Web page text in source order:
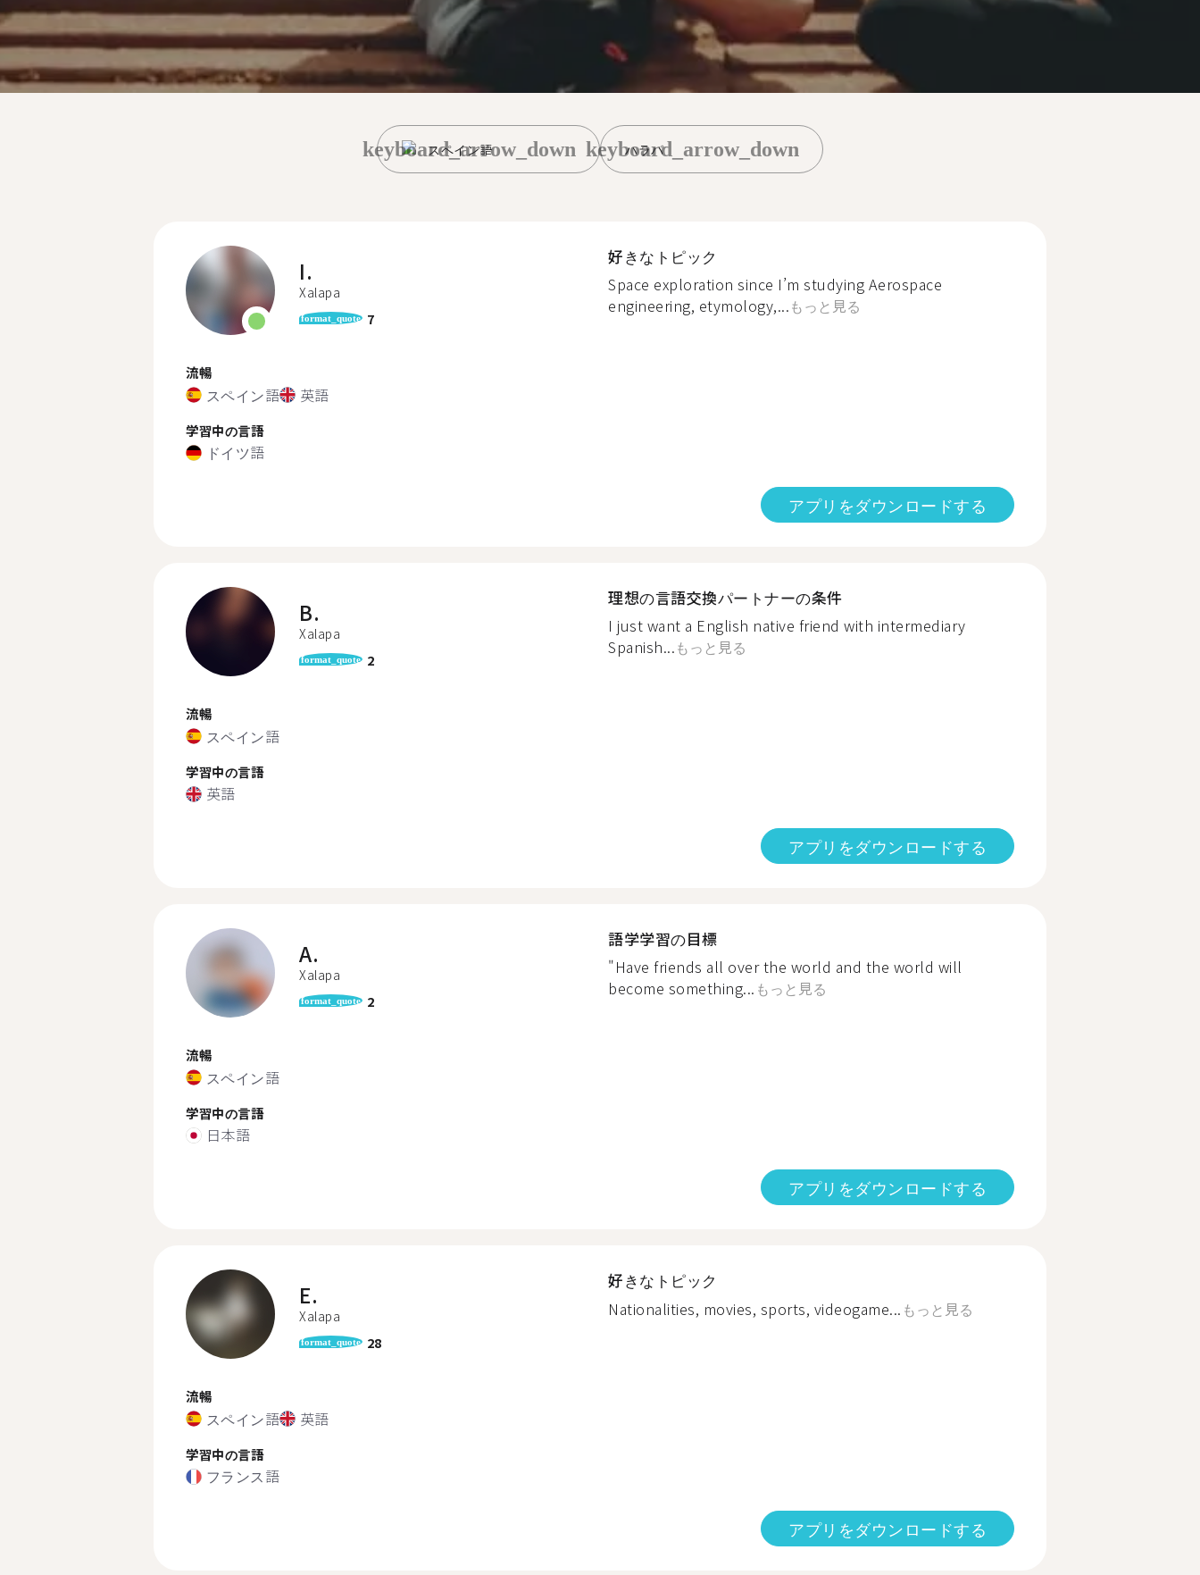
スペイン語
keyboard_arrow_down ハラパ
keyboard_arrow_down
I.
Xalapa
format_quote 7
流暢
スペイン語 英語
学習中の言語
ドイツ語
好きなトピック
Space exploration since I’m studying Aerospace
engineering, etymology,...もっと見る
アプリをダウンロードする
B.
Xalapa
format_quote 2
流暢
スペイン語
学習中の言語
英語
理想の言語交換パートナーの条件
I just want a English native friend with intermediary
Spanish...もっと見る
アプリをダウンロードする
A.
Xalapa
format_quote 2
流暢
スペイン語
学習中の言語
日本語
語学学習の目標
"Have friends all over the world and the world will
become something... もっと見る
アプリをダウンロードする
E.
Xalapa
format_quote 28
流暢
スペイン語 英語
学習中の言語
フランス語
好きなトピック
Nationalities, movies, sports, videogame... もっと見る
アプリをダウンロードする